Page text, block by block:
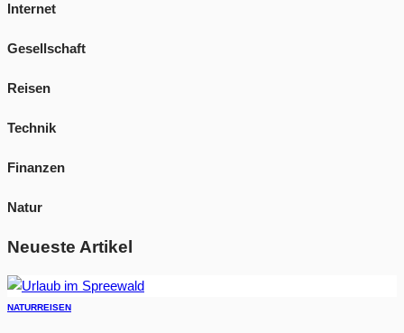
Internet
Gesellschaft
Reisen
Technik
Finanzen
Natur
Neueste Artikel
NATURREISEN